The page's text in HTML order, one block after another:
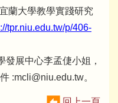
蘭大學教學實踐研究
tpr.niu.edu.tw/p/406-
展中心李孟倢小姐，
:mcli@niu.edu.tw。